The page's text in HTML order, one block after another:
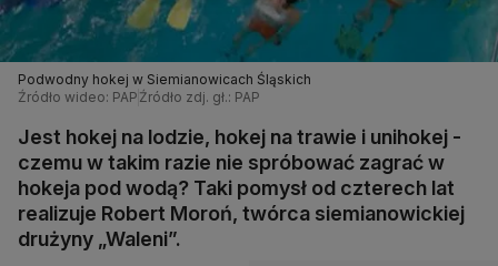
Podwodny hokej w Siemianowicach Śląskich
Źródło wideo: PAP Źródło zdj. gł.: PAP
Jest hokej na lodzie, hokej na trawie i unihokej -
czemu w takim razie nie spróbować zagrać w
hokeja pod wodą? Taki pomysł od czterech lat
realizuje Robert Moroń, twórca siemianowickiej
drużyny „Waleni”.